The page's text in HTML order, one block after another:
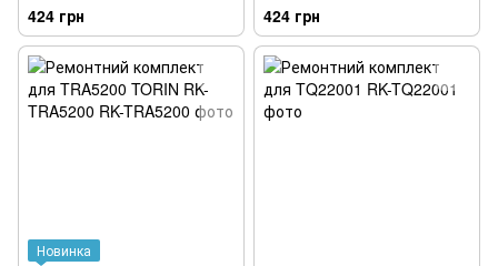
424 грн 424 грн
Новинка